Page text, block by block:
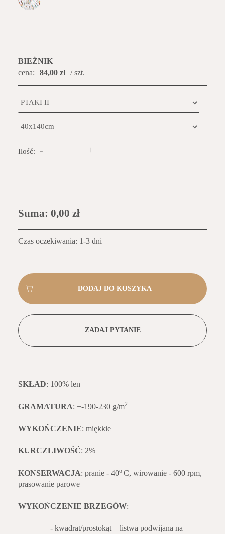
BIEŻNIK
cena:
84,00 zł / szt.
Ilość: - +
Suma: 0,00 zł
Czas oczekiwania: 1-3 dni
ZADAJ PYTANIE
SKŁAD: 100% len
GRAMATURA: +-190-230 g/m2
WYKOŃCZENIE: miękkie
KURCZLIWOŚĆ: 2%
KONSERWACJA: pranie - 40o C, wirowanie - 600 rpm,
prasowanie parowe
WYKOŃCZENIE BRZEGÓW:
- kwadrat/prostokąt – listwa podwijana na